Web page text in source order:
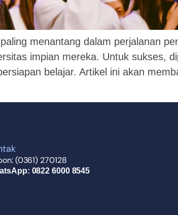
menantang dalam perjalanan
impian mereka. Untuk sukses,
belajar. Artikel ini akan
(0361) 270128
0822 6000 8545